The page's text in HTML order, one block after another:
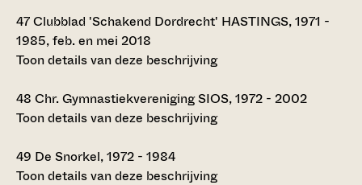
47Clubblad 'Schakend Dordrecht' HASTINGS, 1971 -
1985, feb. en mei 2018
Toon details van deze beschrijving
48 Chr. Gymnastiekvereniging SIOS, 1972 - 2002
Toon details van deze beschrijving
49 De Snorkel, 1972 - 1984
Toon details van deze beschrijving